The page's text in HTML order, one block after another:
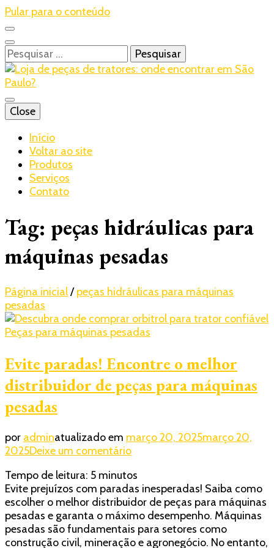
Pular para o conteúdo
Pesquisar
por:
Realtrac
Blog – Realtrac
Close
Início
Voltar ao site
Produtos
Serviços
Contato
Tag: peças hidráulicas para
máquinas pesadas
Página inicial/ peças hidráulicas para máquinas
pesadas
Peças para máquinas pesadas
Evite paradas! Encontre o melhor
distribuidor de peças para máquinas
pesadas
por adminatualizado em março 20, 2025março 20,
2025Deixe um comentárioem
paradas!
Encontre
o
melhor
distribuidor
de
Tempo de leitura: 5 minutos
Evite prejuízos com paradas inesperadas! Saiba como
escolher o melhor distribuidor de peças para máquinas
pesadas e garanta o máximo desempenho. Máquinas
pesadas são fundamentais para setores como
construção civil, mineração e agronegócio. No entanto,